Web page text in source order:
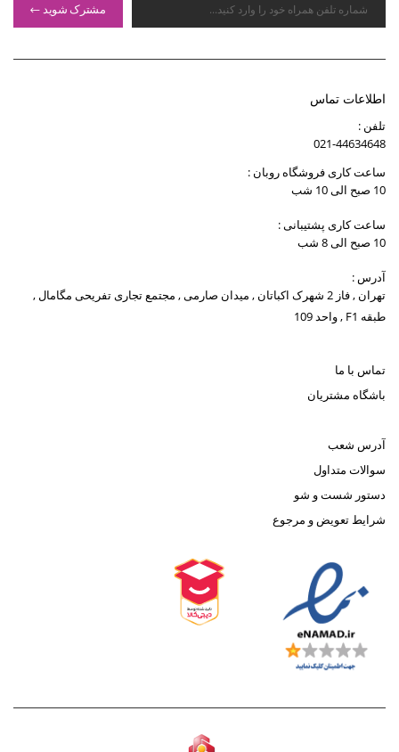
مشترک شوید
اطلاعات تماس
تلفن :
021-44634648
ساعت کاری فروشگاه روبان :
10 صبح الی 10 شب
ساعت کاری پشتیبانی :
10 صبح الی 8 شب
آدرس :
تهران , فاز 2 شهرک اکباتان , میدان صارمی , مجتمع تجاری تفریحی مگامال ,
طبقه F1 , واحد 109
تماس با ما
باشگاه مشتریان
آدرس شعب
سوالات متداول
دستور شست و شو
شرایط تعویض و مرجوع